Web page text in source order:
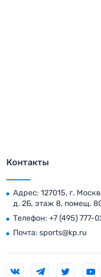
Контакты
Адрес: 127015, г.
д. 2Б, этаж 8, помещ.
Телефон: +7 (495) 777-
Почта: sports@kp.ru